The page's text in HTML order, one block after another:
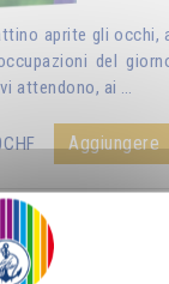
aprite gli occhi,
del
attendono, ai …
Aggiungere
Vous